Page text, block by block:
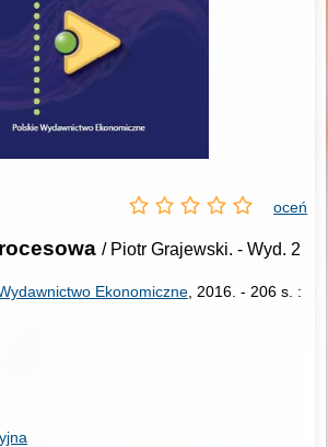
oceń
/ Piotr Grajewski. - Wyd. 2
Ekonomiczne, 2016. - 206 s. :